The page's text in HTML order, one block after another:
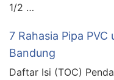
1/2 …
7 Rahasia Pipa
Bandung
Daftar Isi (TOC)